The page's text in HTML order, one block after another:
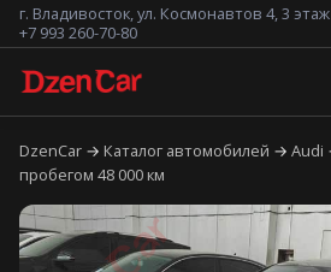
г. Владивосток, ул. Космонавтов 4, 3 этаж
+7 993 260-70-80
DzenCar Каталог автомобилей Audi
пробегом 48 000 км